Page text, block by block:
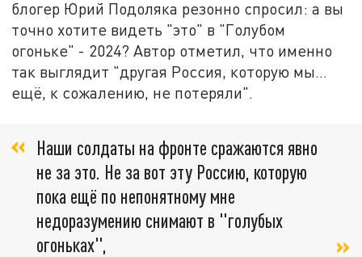
блогер Юрий Подоляка резонно спросил: а вы
точно хотите видеть "это" в "Голубом
огоньке" - 2024? Автор отметил, что именно
так выглядит "другая Россия, которую мы...
ещё, к сожалению, не потеряли".
Наши солдаты на фронте сражаются явно
не за это. Не за вот эту Россию, которую
пока ещё по непонятному мне
недоразумению снимают в "голубых
огоньках",